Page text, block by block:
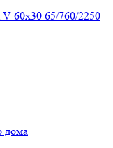
60х30 65/760/2250
дома